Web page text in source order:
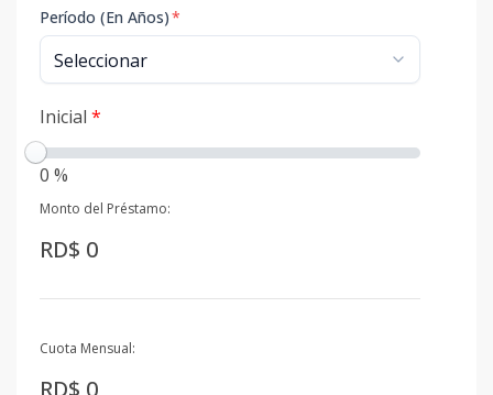
Período (En Años)*
Inicial *
0 %
Monto del Préstamo:
RD$ 0
Cuota Mensual: